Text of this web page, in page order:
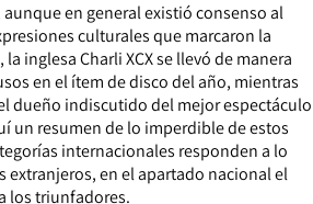
en general existió consenso al
culturales que marcaron la
inglesa Charli XCX se llevó de manera
en el ítem de disco del año, mientras
dueño indiscutido del mejor espectáculo
un resumen de lo imperdible de estos
internacionales responden a lo
extranjeros, en el apartado nacional el
los triunfadores.